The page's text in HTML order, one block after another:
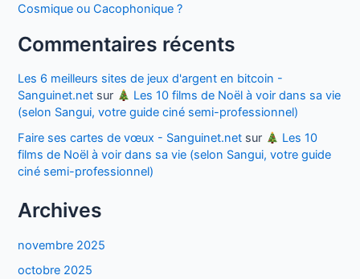
Cosmique ou Cacophonique ?
Commentaires récents
Les 6 meilleurs sites de jeux d'argent en bitcoin -
Sanguinet.net sur
Les 10 films de Noël à voir dans sa vie
(selon Sangui, votre guide ciné semi-professionnel)
Faire ses cartes de vœux - Sanguinet.net sur
Les 10
films de Noël à voir dans sa vie (selon Sangui, votre guide
ciné semi-professionnel)
Archives
novembre 2025
octobre 2025